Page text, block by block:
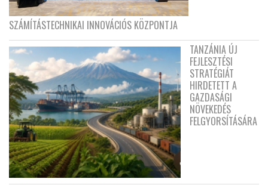
SZÁMÍTÁSTECHNIKAI INNOVÁCIÓS KÖZPONTJA
TANZÁNIA ÚJ
FEJLESZTÉSI
STRATÉGIÁT
HIRDETETT A
GAZDASÁGI
NÖVEKEDÉS
FELGYORSÍTÁSÁRA